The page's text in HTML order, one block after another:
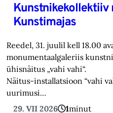
Kunstnikekollektiiv
Kunstimajas
Reedel, 31. juulil kell 18.00
monumentaalgaleriis
ühisnäitus „vahi vahi“.
Näitus-installatsioon “vahi
uurimusi…
29. VII 2026
1minut